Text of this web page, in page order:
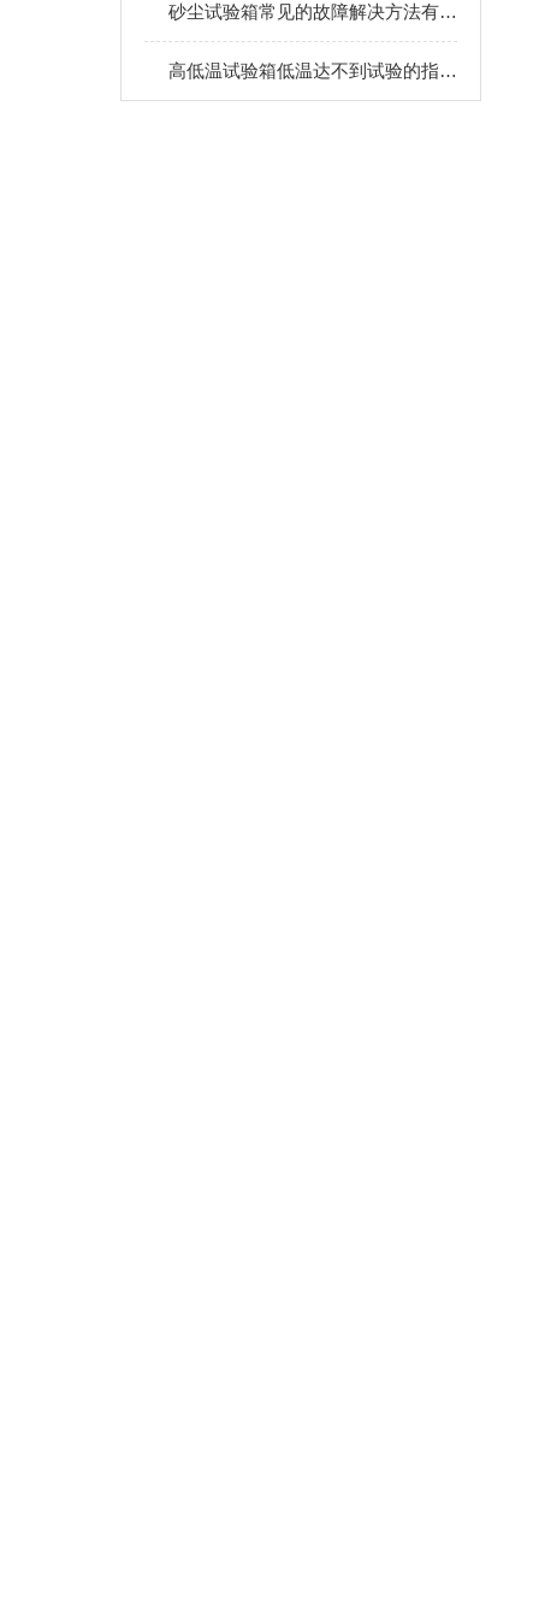
砂尘试验箱常见的故障解决方法有哪些
高低温试验箱低温达不到试验的指标怎么办？